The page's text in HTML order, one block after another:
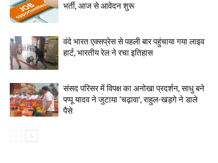
भर्ती, आज से आवेदन शुरू
वंदे भारत एक्सप्रेस से पहली बार पहुंचाया गया लाइव
हार्ट, भारतीय रेल ने रचा इतिहास
संसद परिसर में विपक्ष का अनोखा प्रदर्शन, साधु बने
पप्पू यादव ने जुटाया ‘चढ़ावा’, राहुल-खड़गे ने डाले
पैसे